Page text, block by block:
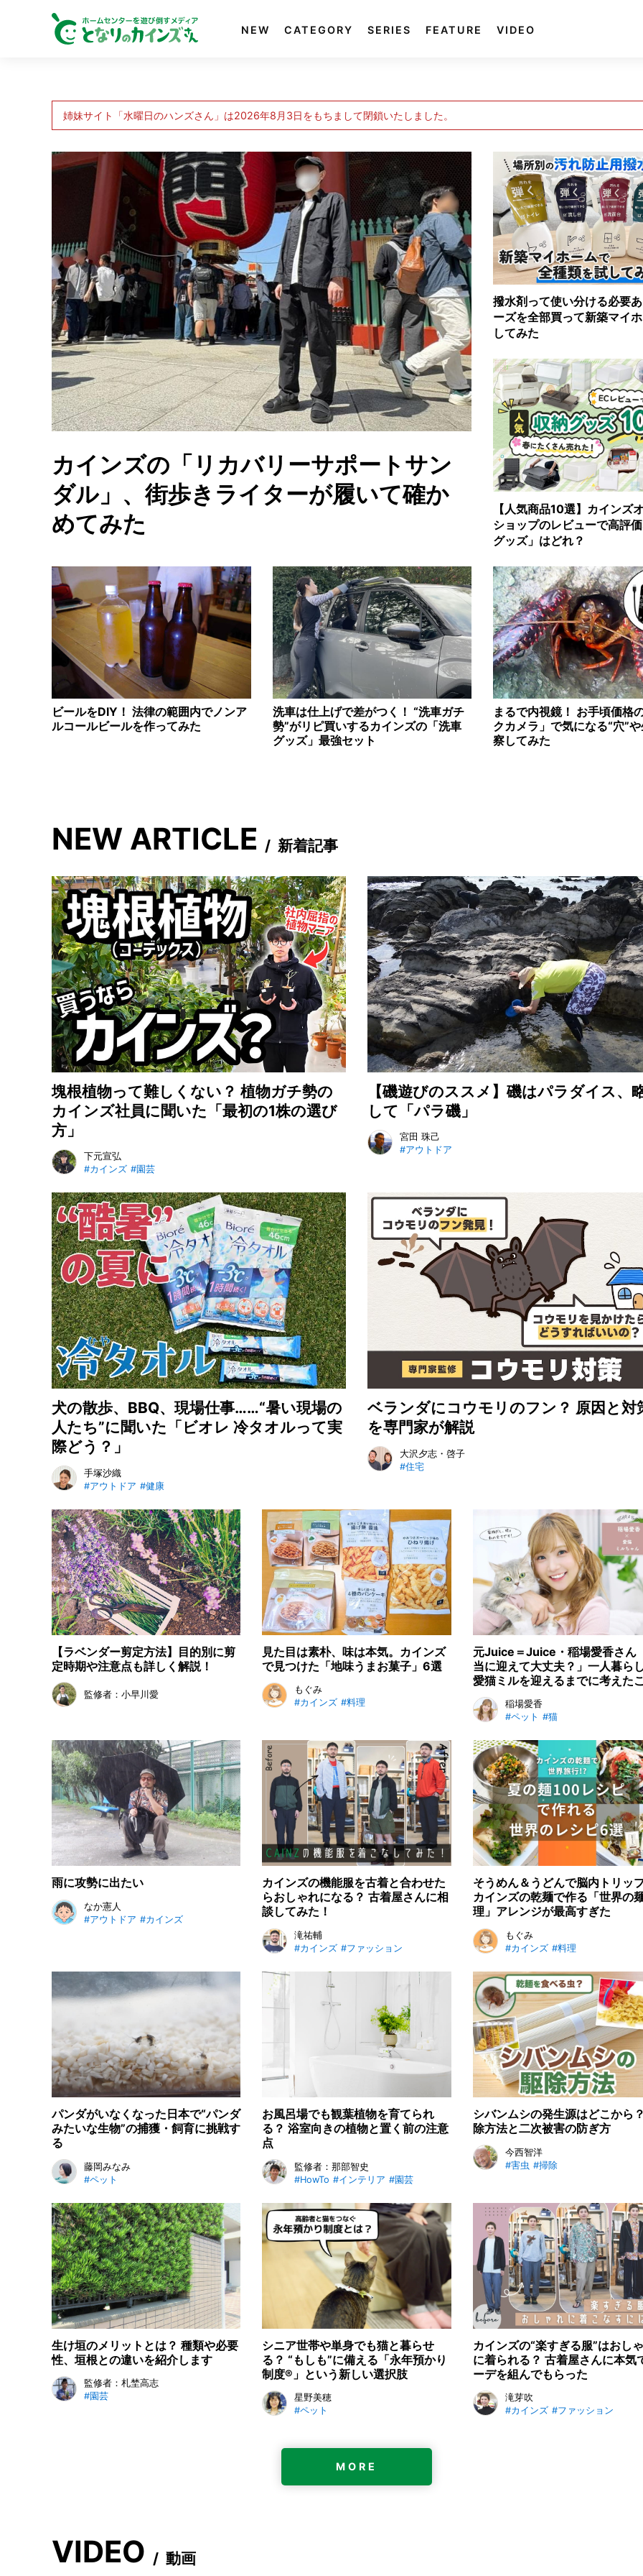
NEW CATEGORY SERIES FEATURE VIDEO
姉妹サイト「水曜日のハンズさん」は2026年8月3日をもちまして閉鎖いたしました。
カインズの「リカバリーサポートサン
ダル」、街歩きライターが履いて確か
めてみた
撥水剤って使い分ける必要
ーズを全部買って新築マイ
してみた
【人気商品10選】カインズ
ショップのレビューで高評
グッズ」はどれ？
ビールをDIY！ 法律の範囲内でノンア
ルコールビールを作ってみた
洗車は仕上げで差がつく！ “洗車ガチ
勢”がリピ買いするカインズの「洗車
グッズ」最強セット
まるで内視鏡！ お手頃価格
クカメラ」で気になる“穴”
察してみた
NEW ARTICLE / 新着記事
塊根植物って難しくない？ 植物ガチ勢の
カインズ社員に聞いた「最初の1株の選び
方」
下元宣弘
#カインズ #園芸
【磯遊びのススメ】磯はパラダイス、
して「パラ磯」
宮田 珠己
#アウトドア
犬の散歩、BBQ、現場仕事……“暑い現場の
人たち”に聞いた「ビオレ 冷タオルって実
際どう？」
手塚沙織
#アウトドア #健康
ベランダにコウモリのフン？ 原因と対
を専門家が解説
大沢夕志・啓子
#住宅
【ラベンダー剪定方法】目的別に剪
定時期や注意点も詳しく解説！
監修者：小早川愛
見た目は素朴、味は本気。カインズ
で見つけた「地味うまお菓子」6選
もぐみ
#カインズ #料理
元Juice＝Juice・稲場愛香さん
当に迎えて大丈夫？」一人暮ら
愛猫ミルを迎えるまでに考えた
稲場愛香
#ペット #猫
雨に攻勢に出たい
なか憲人
#アウトドア #カインズ
カインズの機能服を古着と合わせた
らおしゃれになる？ 古着屋さんに相
談してみた！
滝祐輔
#カインズ #ファッション
そうめん＆うどんで脳内トリッ
カインズの乾麺で作る「世界の
理」アレンジが最高すぎた
もぐみ
#カインズ #料理
パンダがいなくなった日本で“パンダ
みたいな生物”の捕獲・飼育に挑戦す
る
藤岡みなみ
#ペット
お風呂場でも観葉植物を育てられ
る？ 浴室向きの植物と置く前の注意
点
監修者：那部智史
#HowTo #インテリア #園芸
シバンムシの発生源はどこから
除方法と二次被害の防ぎ方
今西智洋
#害虫 #掃除
生け垣のメリットとは？ 種類や必要
性、垣根との違いを紹介します
監修者：札埜高志
#園芸
シニア世帯や単身でも猫と暮らせ
る？ “もしも”に備える「永年預かり
制度®」という新しい選択肢
星野美穂
#ペット
カインズの“楽すぎる服”はおし
に着られる？ 古着屋さんに本気
ーデを組んでもらった
滝芽吹
#カインズ #ファッション
MORE
VIDEO / 動画